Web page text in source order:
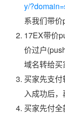
y/
系我们带价
17EX带价
价过户
域名转给买
买家先支
入成功后，
买家先付